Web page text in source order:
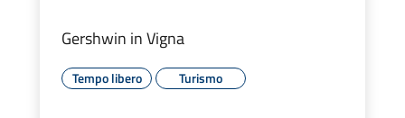
Gershwin in Vigna
Tempo libero Turismo